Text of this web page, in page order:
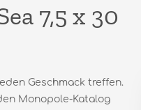
7,5 x 30
Geschmack treffen.
Monopole-Katalog